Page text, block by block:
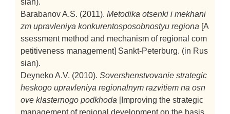
sian).
Barabanov A.S. (2011). Metodika otsenki i mekhani
zm upravleniya konkurentosposobnostyu regiona [A
ssessment method and mechanism of regional com
petitiveness management] Sankt-Peterburg. (in Rus
sian).
Deyneko A.V. (2010). Sovershenstvovanie strategic
heskogo upravleniya regionalnym razvitiem na osn
ove klasternogo podkhoda [Improving the strategic